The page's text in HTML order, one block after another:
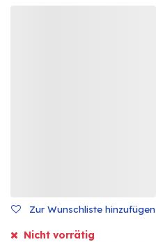
Zur Wunschliste hinzufügen
Nicht vorrätig